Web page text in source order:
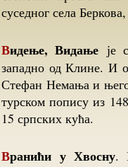
суседног села
Видење, Видање је
западно од Клине. И
Стефан Немања и
турском попису из
15 српских кућа.
Вранићи у Хвосну.